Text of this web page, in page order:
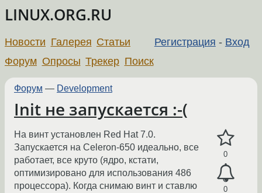
LINUX.ORG.RU
Регистрация - Вход
Новости Галерея Статьи
Форум Опросы Трекер Поиск
Форум — Development
Init не запускается :-(
0
0
На винт установлен Red Hat 7.0.
Запускается на Celeron-650 идеально, все
работает, все круто (ядро, кстати,
оптимизировано для использования 486
процессора). Когда снимаю винт и ставлю